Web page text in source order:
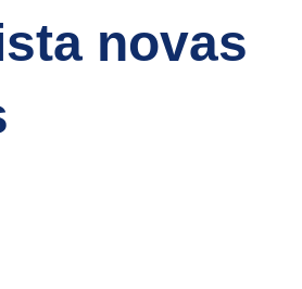
novas